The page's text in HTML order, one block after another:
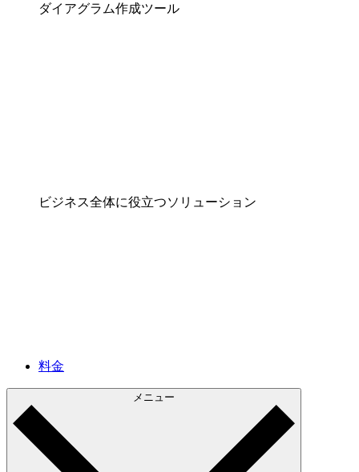
ダイアグラム作成ツール
ビジネス全体に役立つソリューション
料金
メニュー